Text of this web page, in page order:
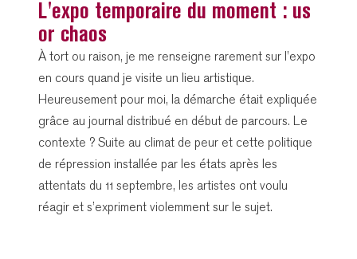
L'expo temporaire du moment : us
or chaos
À tort ou raison, je me renseigne rarement sur l’expo
en cours quand je visite un lieu artistique.
Heureusement pour moi, la démarche était expliquée
grâce au journal distribué en début de parcours. Le
contexte ? Suite au climat de peur et cette politique
de répression installée par les états après les
attentats du 11 septembre, les artistes ont voulu
réagir et s’expriment violemment sur le sujet.